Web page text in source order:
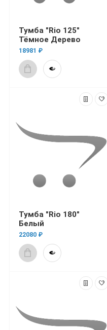
Тумба "Rio 125"
Тёмное Дерево
18981 ₽
Тумба "Rio 180"
Белый
22080 ₽